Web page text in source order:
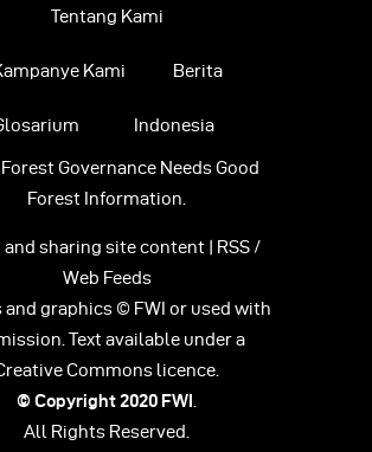
Tentang Kami
Kami Berita
Indonesia
Governance Needs Good
Forest Information.
and sharing site content | RSS /
Web Feeds
and graphics © FWI or used with
Text available under a
Commons licence.
© Copyright 2020FWI
All Rights Reserved.